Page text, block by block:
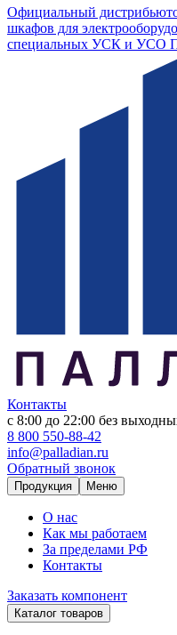
Официальный
шкафов для
специальных УСК и УСО
Контакты
с 8:00 до 22:00 без
8 800 550-88-42
info@palladian.ru
Обратный звонок
Продукция Меню
О нас
Как мы работаем
За пределами РФ
Контакты
Заказать компонент
Каталог товаров